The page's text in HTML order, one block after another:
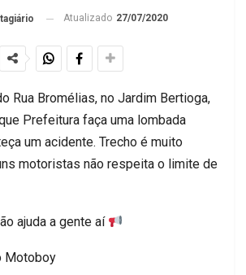
Atualizado 27/07/2020
Rua Bromélias, no Jardim Bertioga,
Prefeitura faça uma lombada
um acidente. Trecho é muito
motoristas não respeita o limite de
ajuda a gente aí
Motoboy